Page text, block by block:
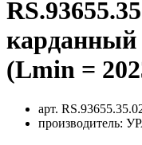
(Lmin =
арт.
производитель: